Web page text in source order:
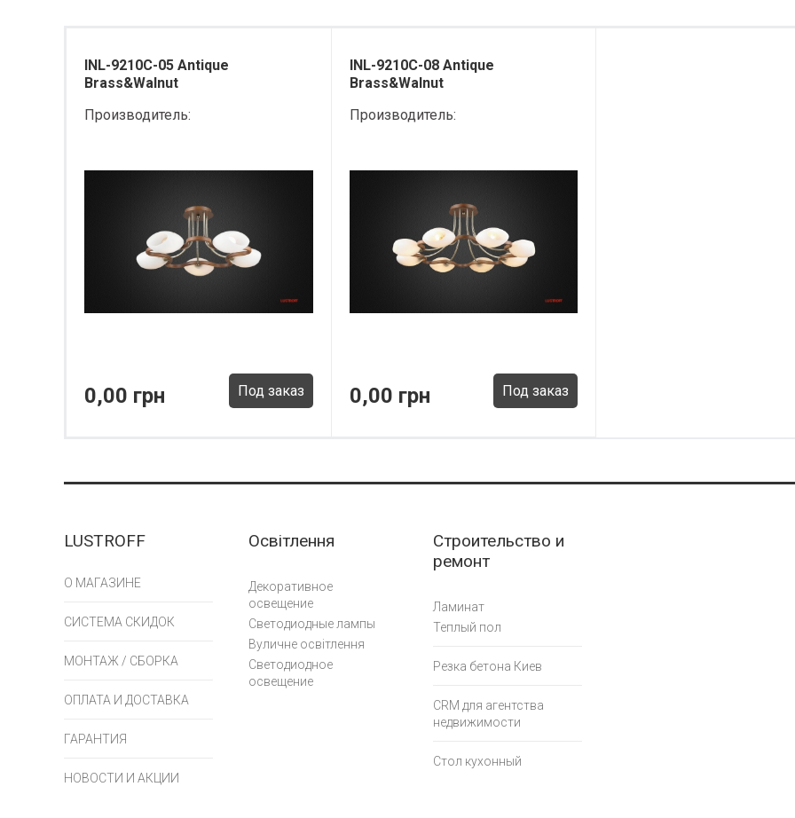
INL-9210C-05 Antique
Brass&Walnut
Производитель:
0,00 грн Под заказ
INL-9210C-08 Antique
Brass&Walnut
Производитель:
0,00 грн Под заказ
LUSTROFF
О МАГАЗИНЕ
СИСТЕМА СКИДОК
МОНТАЖ / СБОРКА
ОПЛАТА И ДОСТАВКА
ГАРАНТИЯ
НОВОСТИ И АКЦИИ
Освітлення
Декоративное
освещение
Светодиодные лампы
Вуличне освітлення
Светодиодное
освещение
Строительство и
ремонт
Ламинат
Теплый пол
Резка бетона Киев
CRM для агентства
недвижимости
Стол кухонный